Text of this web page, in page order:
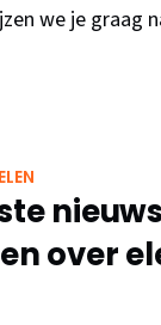
we je graag
nieuws
over